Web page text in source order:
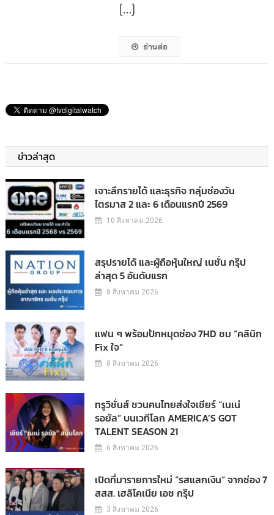
[…]
อ่านต่อ
ข่าวล่าสุด
เจาะลึกรายได้ และธุรกิจ กลุ่มช่องวัน
ไตรมาส 2 และ 6 เดือนแรกปี 2569
10 สิงหาคม 2026
สรุปรายได้ และผู้ถือหุ้นใหญ่ เนชั่น กรุ๊ป
ล่าสุด 5 อันดับแรก
8 สิงหาคม 2026
แฟน ๆ พร้อมปักหมุดช่อง 7HD ชม “คลินิก
Fix ใจ”
8 สิงหาคม 2026
ทรูวิชั่นส์ ชวนคนไทยส่งใจเชียร์ “เนเน่
รอยัล” บนเวทีโลก AMERICA’S GOT
TALENT SEASON 21
6 สิงหาคม 2026
เปิดที่มารายการใหม่ “รสแลกเงิน” จากช่อง 7
สสส. เฮลิโคเนีย เอช กรุ๊ป
3 สิงหาคม 2026